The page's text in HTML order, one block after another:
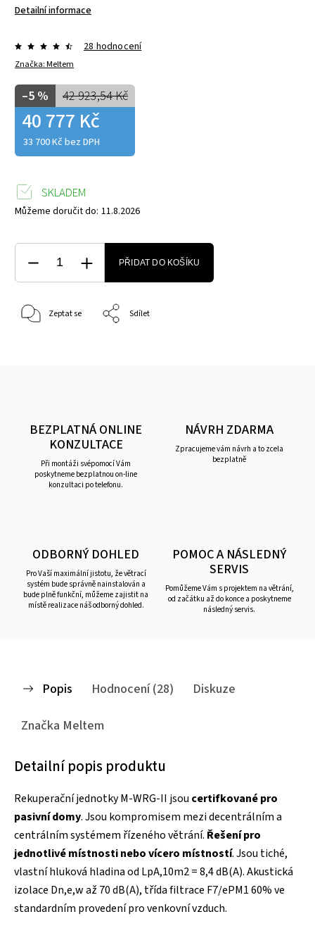
Detailní informace
Značka:Meltem
28 hodnocení
42 923,54 Kč
–5 %
40 777 Kč
33 700 Kč bez DPH
SKLADEM
Můžeme doručit do: 11.8.2026
PŘIDAT DO KOŠÍKU
Zeptat se Sdílet
BEZPLATNÁ ONLINE
KONZULTACE
Při montáži svépomocí Vám
poskytneme bezplatnou on-line
konzultaci po telefonu.
NÁVRH ZDARMA
Zpracujeme vám návrh a to zcela
bezplatně
ODBORNÝ DOHLED
Pro Vaší maximální jistotu, že větrací
systém bude správně nainstalován a
bude plně funkční, můžeme zajistit na
místě realizace náš odborný dohled.
POMOC A NÁSLEDNÝ
SERVIS
Pomůžeme Vám s projektem na větrání,
od začátku až do konce a poskytneme
následný servis.
Popis Hodnocení (28)
Diskuze
Značka Meltem
Detailní popis produktu
Rekuperační jednotky M-WRG-II jsou certifkované pro
pasivní domy. Jsou kompromisem mezi decentrálním a
centrálním systémem řízeného větrání. Řešení pro
jednotlivé místnosti nebo vícero místností. Jsou tiché,
vlastní hluková hladina od LpA,10m2 = 8,4 dB(A). Akustická
izolace Dn,e,w až 70 dB(A), třída filtrace F7/ePM1 60% ve
standardním provedení pro venkovní vzduch.